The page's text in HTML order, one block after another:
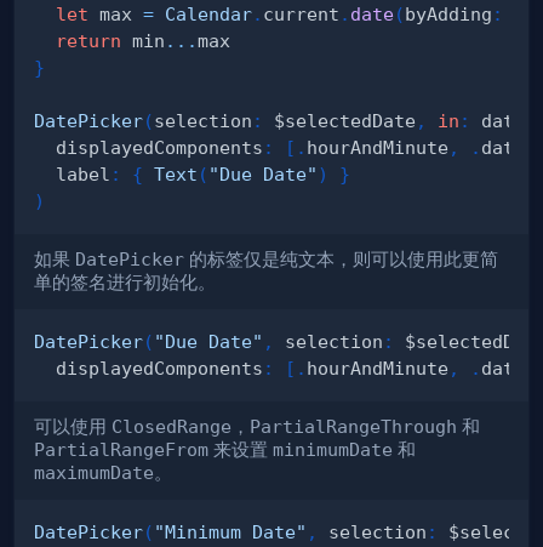
let max = Calendar. current . date(byAdding :
return min ...
}
DatePicker(selection : $selectedDate , in :
  displayedComponents
: [ . hourAndMinute , . date
  label
: { Text ( "Due Date" )
}
)
如果 DatePicker 的标签仅是纯文本，则可以使用此更简
单的签名进行初始化。
DatePicker( "Due Date" , selection :
  displayedComponents
: [ . hourAndMinute , . date
可以使用 ClosedRange ， PartialRangeThrough 和
PartialRangeFrom 来设置 minimumDate 和
maximumDate。
DatePicker( "Minimum Date" , selection :